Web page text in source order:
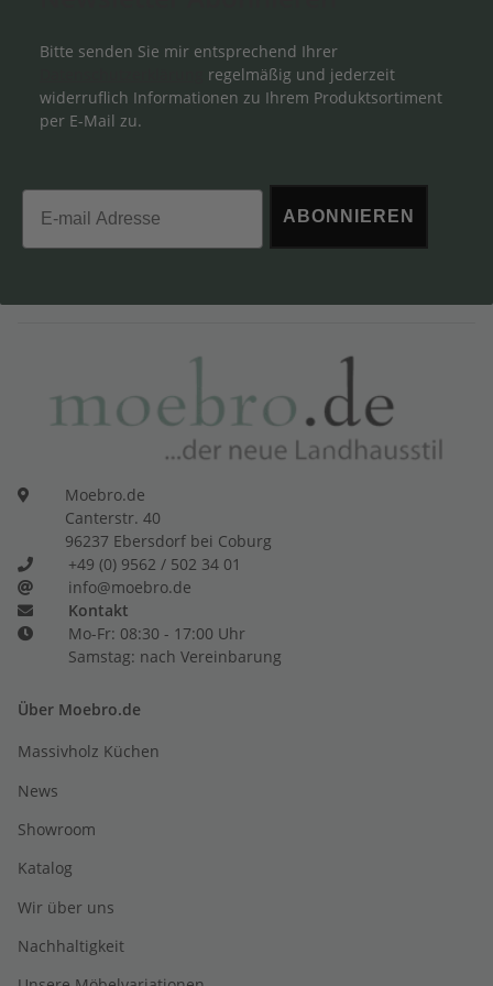
Bitte senden Sie mir entsprechend Ihrer
regelmäßig und jederzeit
widerruflich Informationen zu Ihrem Produktsortiment
per E-Mail zu.
Email
ABONNIEREN
Moebro.de
Canterstr. 40
96237 Ebersdorf bei Coburg
+49 (0) 9562 / 502 34 01
info@moebro.de
Kontakt
Mo-Fr: 08:30 - 17:00 Uhr
Samstag: nach Vereinbarung
Über Moebro.de
Massivholz Küchen
News
Showroom
Katalog
Wir über uns
Nachhaltigkeit